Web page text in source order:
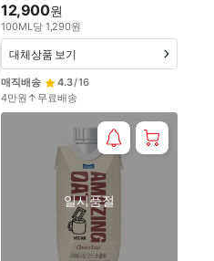
12,900원
100ML당 1,290원
매직배송 4.3/16
4만원↑무료배송
대체상품 보기
일시품절